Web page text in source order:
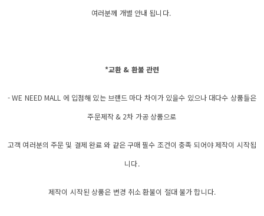
여러분께 개별 안내 됩니다.
*교환 & 환불 관련
- WE NEED MALL 에 입점해 있는 브랜드 마다 차이가 있을수 있으나 대다수 상품들은
주문제작 & 2차 가공 상품으로
고객 여러분의 주문 및 결제 완료 와 같은 구매 필수 조건이 충족 되어야 제작이 시작됩
니다.
제작이 시작된 상품은 변경 취소 환불이 절대 불가 합니다.